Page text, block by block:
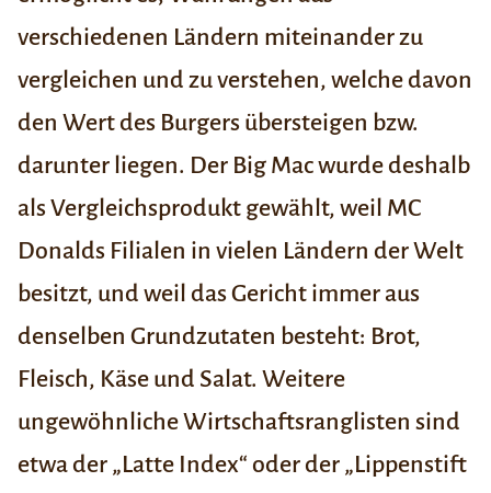
verschiedenen Ländern miteinander zu
vergleichen und zu verstehen, welche davon
den Wert des Burgers übersteigen bzw.
darunter liegen. Der Big Mac wurde deshalb
als Vergleichsprodukt gewählt, weil MC
Donalds Filialen in vielen Ländern der Welt
besitzt, und weil das Gericht immer aus
denselben Grundzutaten besteht: Brot,
Fleisch, Käse und Salat. Weitere
ungewöhnliche Wirtschaftsranglisten sind
etwa der „Latte Index“ oder der „Lippenstift